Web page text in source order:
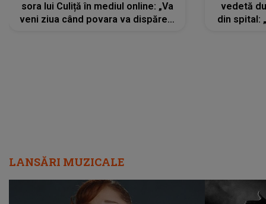
sora lui Culiță în mediul online: „Va
veni ziua când povara va dispărea,
vedetă
din spital:
LANSĂRI MUZICALE